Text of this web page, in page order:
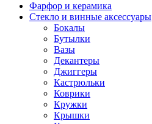
Фарфор и керамика
Стекло и винные аксессуары
Бокалы
Бутылки
Вазы
Декантеры
Джиггеры
Кастрюльки
Коврики
Кружки
Крышки